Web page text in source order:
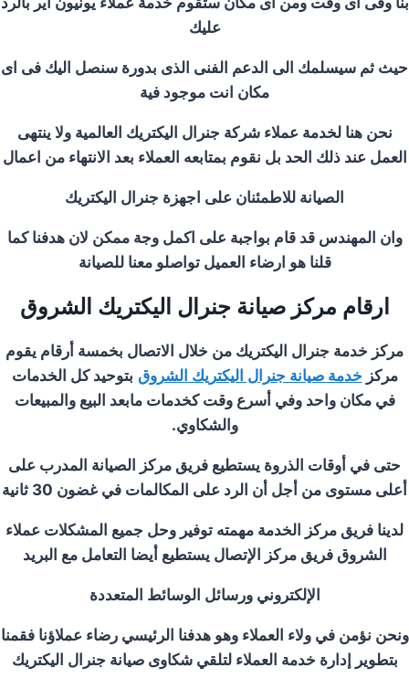
عليك
حيث ثم سيسلمك الى الدعم الفنى الذى بدورة سنصل اليك فى اى
مكان انت موجود فية
نحن هنا لخدمة عملاء شركة جنرال اليكتريك العالمية ولا ينتهى
العمل عند ذلك الحد بل نقوم بمتابعه العملاء بعد الانتهاء من اعمال
الصيانة للاطمئنان على اجهزة جنرال اليكتريك
وان المهندس قد قام بواجبة على اكمل وجة ممكن لان هدفنا كما
قلنا هو ارضاء العميل تواصلو معنا للصيانة
ارقام مركز صيانة جنرال اليكتريك الشروق
مركز خدمة جنرال اليكتريك من خلال الاتصال بخمسة أرقام يقوم
مركز خدمة صيانة جنرال اليكتريك الشروق بتوحيد كل الخدمات
في مكان واحد وفي أسرع وقت كخدمات مابعد البيع والمبيعات
والشكاوي.
حتى في أوقات الذروة يستطيع فريق مركز الصيانة المدرب على
أعلى مستوى من أجل أن الرد على المكالمات في غضون 30 ثانية
لدينا فريق مركز الخدمة مهمته توفير وحل جميع المشكلات عملاء
الشروق فريق مركز الإتصال يستطيع أيضا التعامل مع البريد
الإلكتروني ورسائل الوسائط المتعددة
ونحن نؤمن في ولاء العملاء وهو هدفنا الرئيسي رضاء عملاؤنا فقمنا
بتطوير إدارة خدمة العملاء لتلقي شكاوى صيانة جنرال اليكتريك